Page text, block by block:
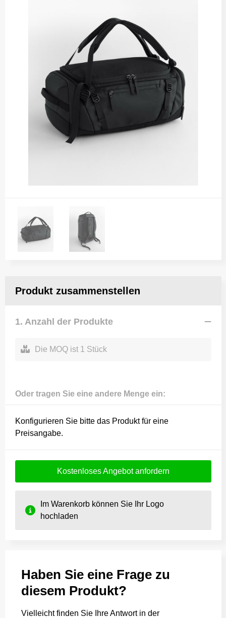
Produkt zusammenstellen
1. Anzahl der Produkte
Die MOQ ist 1 Stück
Oder tragen Sie eine andere Menge ein:
Konfigurieren Sie bitte das Produkt für eine
Preisangabe.
Kostenloses Angebot anfordern
Im Warenkorb können Sie Ihr Logo
hochladen
Haben Sie eine Frage zu
diesem Produkt?
Vielleicht finden Sie Ihre Antwort in der